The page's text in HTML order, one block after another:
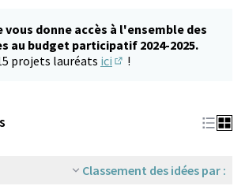
vous donne accès à l'ensemble des
au budget participatif 2024-2025.
projets lauréats ici !
Classement des idées par :